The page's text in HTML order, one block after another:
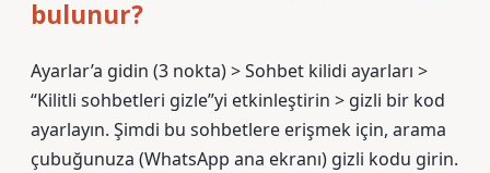
bulunur?
Ayarlar’a gidin (3 nokta) > Sohbet kilidi ayarları >
“Kilitli sohbetleri gizle”yi etkinleştirin > gizli bir kod
ayarlayın. Şimdi bu sohbetlere erişmek için, arama
çubuğunuza (WhatsApp ana ekranı) gizli kodu girin.